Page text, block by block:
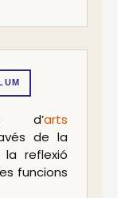
d’arts
de la
la reflexió
funcions